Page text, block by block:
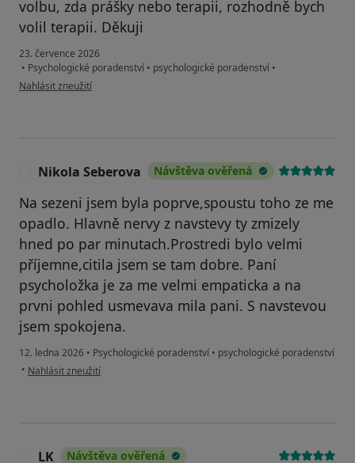
volbu, zda prášky nebo terapii, rozhodně bych
volil terapii. Děkuji
23. července 2026
• Psychologické poradenství • psychologické poradenství •
podle názoru uživatele Lukáš
Nahlásit zneužití
Nikola Seberova Návštěva ověřená
Na sezeni jsem byla poprve,spoustu toho ze me
opadlo. Hlavně nervy z navstevy ty zmizely
hned po par minutach.Prostredi bylo velmi
příjemne,citila jsem se tam dobre. Paní
psycholožka je za me velmi empaticka a na
prvni pohled usmevava mila pani. S navstevou
jsem spokojena.
12. ledna 2026 • Psychologické poradenství • psychologické poradenství
• podle názoru uživatele Nikola Seberova
Nahlásit zneužití
LK Návštěva ověřená